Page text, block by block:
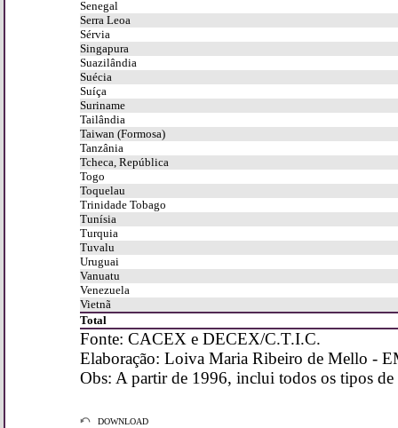
Senegal
Serra Leoa
Sérvia
Singapura
Suazilândia
Suécia
Suíça
Suriname
Tailândia
Taiwan (Formosa)
Tanzânia
Tcheca, República
Togo
Toquelau
Trinidade Tobago
Tunísia
Turquia
Tuvalu
Uruguai
Vanuatu
Venezuela
Vietnã
Total
Fonte: CACEX e DECEX/C.T.I.C.
Elaboração: Loiva Maria Ribeiro de Mello -
Obs: A partir de 1996, inclui todos os tipos
DOWNLOAD